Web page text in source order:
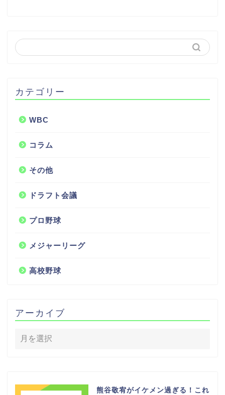
カテゴリー
WBC
コラム
その他
ドラフト会議
プロ野球
メジャーリーグ
高校野球
アーカイブ
熊谷敬宥がイケメン過ぎる！これ